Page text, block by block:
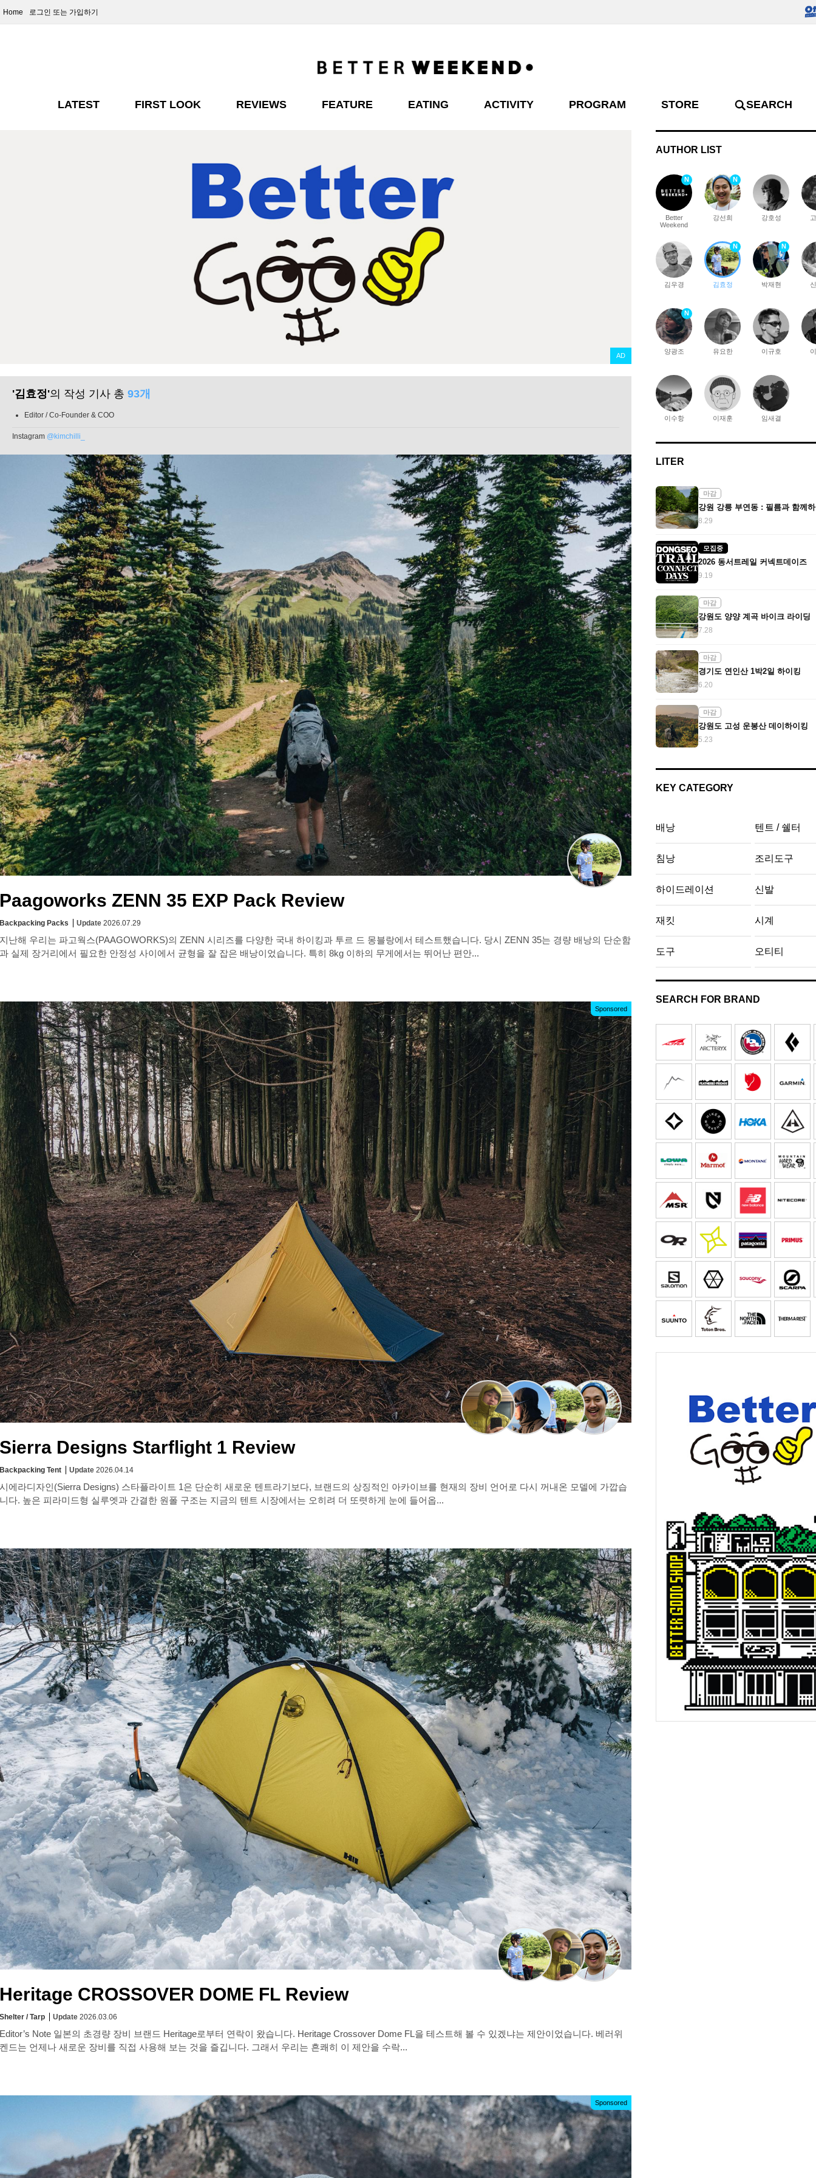
Home 로그인 또는 가입하기
LATEST FIRST LOOK REVIEWS FEATURE EATING ACTIVITY PROGRAM STORE SEARCH
AD
'김효정'의 작성 기사 총 93개
Editor / Co-Founder & COO
Instagram @kimchilli_
Paagoworks ZENN 35 EXP Pack Review
Backpacking Packs Update 2026.07.29
지난해 우리는 파고웍스(PAAGOWORKS)의 ZENN 시리즈를 다양한 국내 하이킹과 투르 드 몽블랑에서 테스트했습니다. 당시 ZENN 35는 경량 배낭의 단순함
과 실제 장거리에서 필요한 안정성 사이에서 균형을 잘 잡은 배낭이었습니다. 특히 8kg 이하의 무게에서는 뛰어난 편안...
Sponsored
Sierra Designs Starflight 1 Review
Backpacking Tent Update 2026.04.14
시에라디자인(Sierra Designs) 스타플라이트 1은 단순히 새로운 텐트라기보다, 브랜드의 상징적인 아카이브를 현재의 장비 언어로 다시 꺼내온 모델에 가깝습
니다. 높은 피라미드형 실루엣과 간결한 원폴 구조는 지금의 텐트 시장에서는 오히려 더 또렷하게 눈에 들어옵...
Heritage CROSSOVER DOME FL Review
Shelter / Tarp Update 2026.03.06
Editor’s Note 일본의 초경량 장비 브랜드 Heritage로부터 연락이 왔습니다. Heritage Crossover Dome FL을 테스트해 볼 수 있겠냐는 제안이었습니다. 베러위
켄드는 언제나 새로운 장비를 직접 사용해 보는 것을 즐깁니다. 그래서 우리는 흔쾌히 이 제안을 수락...
Sponsored
AUTHOR LIST
N
Better
Weekend
N
강선희 강호성
김우경
N
김효정
N
박재현
N
양광조 유요한 이규호
이수항 이재훈 임새결
LITER
마감
8.29
모집중
2026 동서트레일 커넥트데이즈
9.19
마감
강원도 양양 계곡 바이크 라이딩
7.28
마감
경기도 연인산 1박2일 하이킹
6.20
마감
강원도 고성 운봉산 데이하이킹
5.23
KEY CATEGORY
배낭 텐트 / 쉘터
침낭 조리도구
하이드레이션 신발
재킷 시계
도구 오티티
SEARCH FOR BRAND